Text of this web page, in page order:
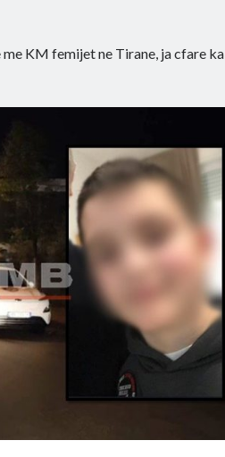
KM femijet ne Tirane, ja cfare ka